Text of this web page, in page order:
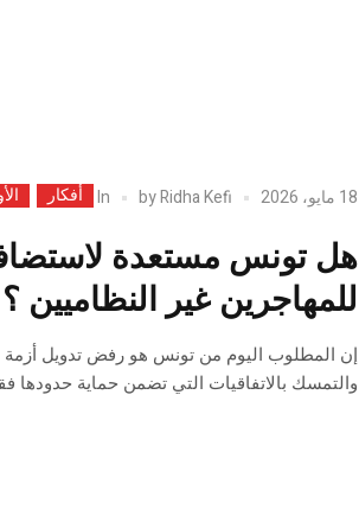
18 مايو، 2026 byRidha Kefi
In أفكار
هل تونس مستعدة
للمهاجرين غير النظاميين ؟
إن المطلوب اليوم من تونس هو رفض تدويل
والتمسك بالاتفاقيات التي تضمن حماية حدودها